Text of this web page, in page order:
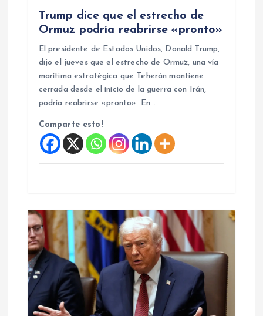
Trump dice que el estrecho de
Ormuz podría reabrirse «pronto»
El presidente de Estados Unidos, Donald Trump,
dijo el jueves que el estrecho de Ormuz, una vía
marítima estratégica que Teherán mantiene
cerrada desde el inicio de la guerra con Irán,
podría reabrirse «pronto». En…
Comparte esto!